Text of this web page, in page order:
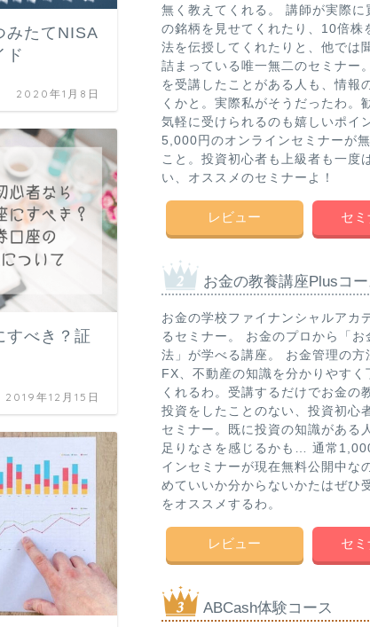
みたてNISA
ド
2020年1月8日
すべき？証
2019年12月15日
無く教えてくれる。 講師が実際に
の銘柄を見せてくれたり、10倍株
法を伝授してくれたりと、他では
詰まっている唯一無二のセミナー
を受講したことがある人も、情報
くかと。実際私がそうだったわ。
気軽に受けられるのも嬉しいポイ
5,000円のオンラインセミナーが
こと。投資初心者も上級者も一度
い、オススメのセミナーよ！
レビュー セ
お金の教養講座Plusコー
お金の学校ファイナンシャルアカ
るセミナー。 お金のプロから「お
法」が学べる講座。 お金管理の方
FX、不動産の知識を分かりやすく
くれるわ。受講するだけでお金の
投資をしたことのない、投資初心
セミナー。既に投資の知識がある
足りなさを感じるかも… 通常
インセミナーが現在無料公開中な
めていいか分からないかたはぜひ
をオススメするわ。
レビュー セ
ABCash体験コース